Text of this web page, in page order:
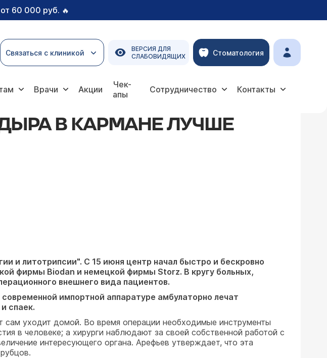
60 000 руб. 🔥
Связаться с клиникой
ВЕРСИЯ ДЛЯ
СЛАБОВИДЯЩИХ
Стоматология
Врачи Акции
Чек-
апы
Сотрудничество Контакты
В КАРМАНЕ ЛУЧШЕ
и литотрипсии". С 15 июня центр начал быстро и бескровно
фирмы Biodan и немецкой фирмы Storz. В кругу больных,
внешнего вида пациентов.
импортной аппаратуре амбулаторно лечат
спаек.
сам уходит домой. Во время операции необходимые инструменты
в человеке; а хирурги наблюдают за своей собственной работой с
интересующего органа. Арефьев утверждает, что эта